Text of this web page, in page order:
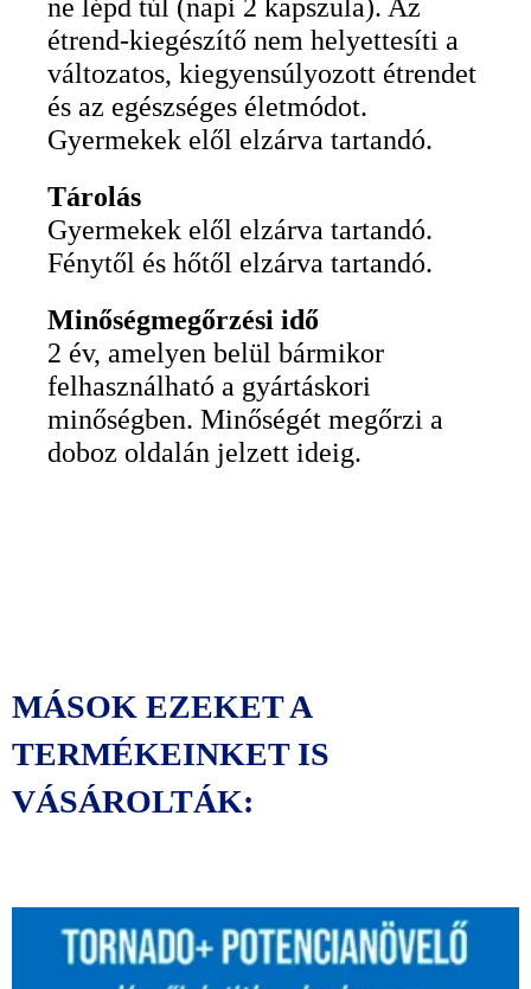
ne lépd túl (napi 2 kapszula). Az
étrend-kiegészítő nem helyettesíti a
változatos, kiegyensúlyozott étrendet
és az egészséges életmódot.
Gyermekek elől elzárva tartandó.
Tárolás
Gyermekek elől elzárva tartandó.
Fénytől és hőtől elzárva tartandó.
Minőségmegőrzési idő
2 év, amelyen belül bármikor
felhasználható a gyártáskori
minőségben. Minőségét megőrzi a
doboz oldalán jelzett ideig.
MÁSOK EZEKET A
TERMÉKEINKET IS
VÁSÁROLTÁK:
price
was:
63290 Ft.
price
is:
53000 Ft.